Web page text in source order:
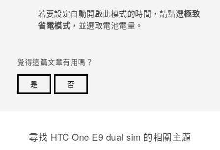
若要設定自動開啟此模式的時間，請點選極致
省電模式 ，並選取電池電量。
覺得這篇文章有用嗎？
是
否
尋找 HTC One E9 dual sim 的相關主題